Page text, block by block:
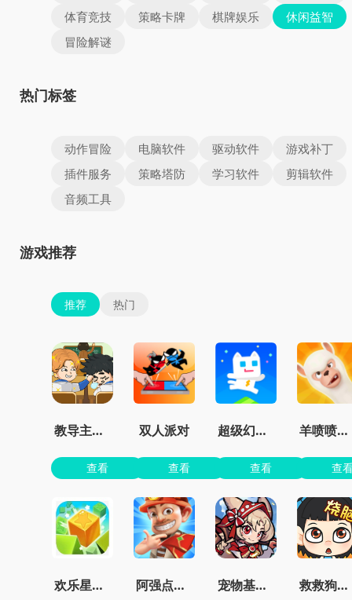
体育竞技
策略卡牌 棋牌娱乐
休闲益智
冒险解谜
热门标签
动作冒险 电脑软件 驱动软件
游戏补丁
插件服务
策略塔防 学习软件
剪辑软件
音频工具
游戏推荐
推荐 热门
教导主任模拟器
查看
双人派对
查看
超级幻影猫2无限钻石
查看
羊喷喷疯了无限金币
查
欢乐星星碰最新版 阿强点点消官方版 宠物基地最新版本 救救狗狗蜜蜂